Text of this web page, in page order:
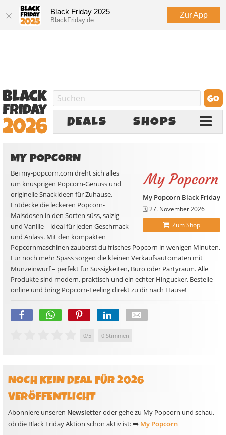
Black Friday 2025
BlackFriday.de
Zur App
DEALS SHOPS
MY POPCORN
My Popcorn Black Friday
🗓️27. November 2026
Zum Shop
Bei my-popcorn.com dreht sich alles
um knusprigen Popcorn-Genuss und
originelle Snackideen für Zuhause.
Entdecke die leckeren Popcorn-
Maisdosen in den Sorten süss, salzig
und Vanille – ideal für jeden Geschmack
und Anlass. Mit den kompakten
Popcornmaschinen zauberst du frisches Popcorn in wenigen Minuten.
Für noch mehr Spass sorgen die kleinen Verkaufsautomaten mit
Münzeinwurf – perfekt für Süssigkeiten, Büro oder Partyraum. Alle
Produkte sind modern, praktisch und ein echter Hingucker. Bestelle
online und bring Popcorn-Feeling direkt zu dir nach Hause!
0/5 0 Stimmen
NOCH KEIN DEAL FÜR 2026
VERÖFFENTLICHT
Abonniere unseren Newsletteroder gehe zu My Popcorn und schau,
ob die Black Friday Aktion schon aktiv ist:➡️ My Popcorn